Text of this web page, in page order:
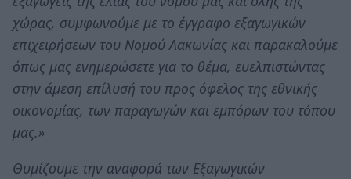
χώρας, συμφωνούμε με το έγγραφο εξαγωγικών
επιχειρήσεων του Νομού Λακωνίας και παρακαλούμε
όπως μας ενημερώσετε για το θέμα, ευελπιστώντας
στην άμεση επίλυσή του προς όφελος της εθνικής
οικονομίας, των παραγωγών και εμπόρων του τόπου
μας.»
Θυμίζουμε την αναφορά των Εξαγωγικών